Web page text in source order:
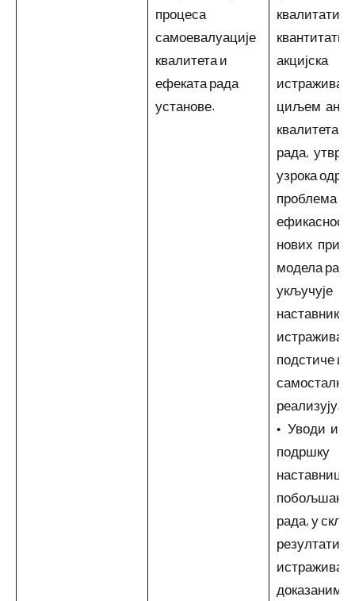
процеса
самоевалуације
квалитета и
ефеката рада
установе.
акцијска
циљем
квалитета
рада,
узрока
проблема
нових
модела
укључује
наставнике у
подстиче их
самостално
реализују.
• Уводи и
подршку
рада, у
доказаним